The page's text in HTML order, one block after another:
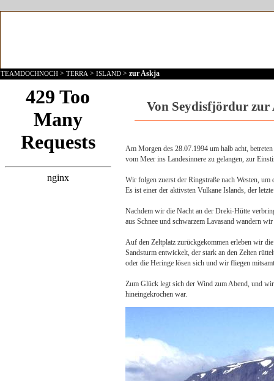
TEAMDOCHNOCH > TERRA > ISLAND > zur Askja
Von Seydisfjördur zur
Am Morgen des 28.07.1994 um halb acht,
vom Meer ins Landesinnere zu gelangen, zur
Wir folgen zuerst der Ringstraße nach Westen,
Es ist einer der aktivsten Vulkane Islands, der
Nachdem wir die Nacht an der Dreki-Hütte
aus Schnee und schwarzem Lavasand wandern
Auf den Zeltplatz zurückgekommen erleben wir
Sandsturm entwickelt, der stark an den Zelten
oder die Heringe lösen sich und wir fliegen
Zum Glück legt sich der Wind zum Abend, und
hineingekrochen war.